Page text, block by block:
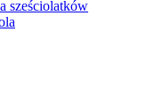
sześciolatków